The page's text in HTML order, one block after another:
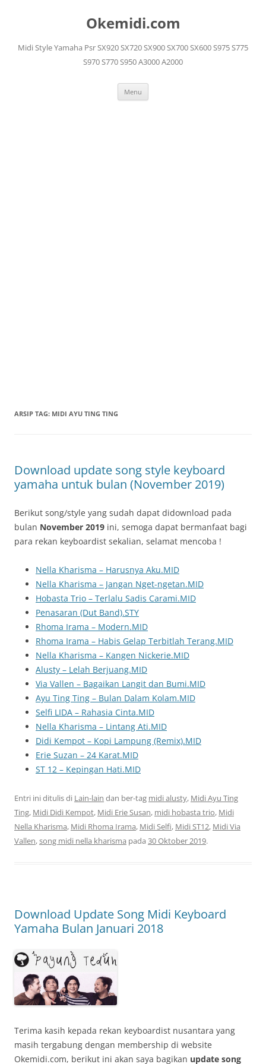
Okemidi.com
Midi Style Yamaha Psr SX920 SX720 SX900 SX700 SX600 S975 S775
S970 S770 S950 A3000 A2000
Menu
ARSIP TAG: MIDI AYU TING TING
Download update song style keyboard
yamaha untuk bulan (November 2019)
Berikut song/style yang sudah dapat didownload pada
bulan November 2019 ini, semoga dapat bermanfaat bagi
para rekan keyboardist sekalian, selamat mencoba !
Nella Kharisma – Harusnya Aku.MID
Nella Kharisma – Jangan Nget-ngetan.MID
Hobasta Trio – Terlalu Sadis Carami.MID
Penasaran (Dut Band).STY
Rhoma Irama – Modern.MID
Rhoma Irama – Habis Gelap Terbitlah Terang.MID
Nella Kharisma – Kangen Nickerie.MID
Alusty – Lelah Berjuang.MID
Via Vallen – Bagaikan Langit dan Bumi.MID
Ayu Ting Ting – Bulan Dalam Kolam.MID
Selfi LIDA – Rahasia Cinta.MID
Nella Kharisma – Lintang Ati.MID
Didi Kempot – Kopi Lampung (Remix).MID
Erie Suzan – 24 Karat.MID
ST 12 – Kepingan Hati.MID
Entri ini ditulis di Lain-lain dan ber-tag midi alusty, Midi Ayu Ting
Ting, Midi Didi Kempot, Midi Erie Susan, midi hobasta trio, Midi
Nella Kharisma, Midi Rhoma Irama, Midi Selfi, Midi ST12, Midi Via
Vallen,song midi nella kharisma pada 30 Oktober 2019.
Download Update Song Midi Keyboard
Yamaha Bulan Januari 2018
Terima kasih kepada rekan keyboardist nusantara yang
masih tergabung dengan membership di website
Okemidi.com, berikut ini akan saya bagikan update song